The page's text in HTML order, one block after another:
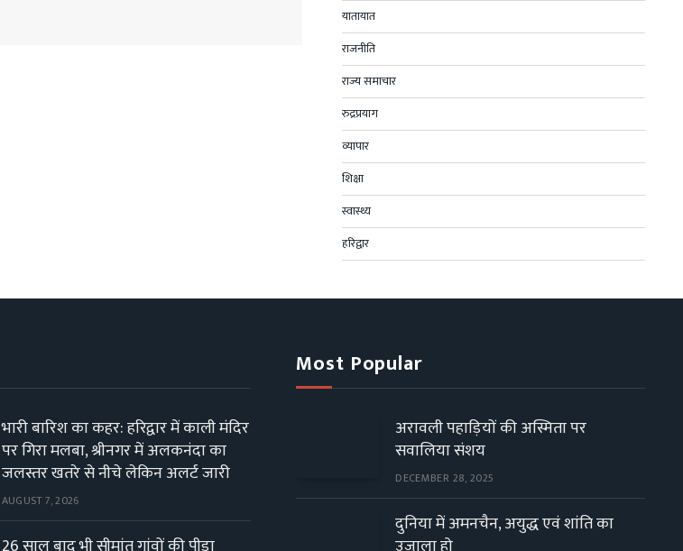
यातायात
राजनीति
राज्य समाचार
रुद्रप्रयाग
व्यापार
शिक्षा
स्वास्थ्य
हरिद्वार
भारी बारिश का कहर: हरिद्वार में काली मंदिर
पर गिरा मलबा, श्रीनगर में अलकनंदा का
जलस्तर खतरे से नीचे लेकिन अलर्ट जारी
AUGUST 7, 2026
Most Popular
अरावली पहाड़ियों की अस्मिता पर
सवालिया संशय
DECEMBER 28, 2025
दुनिया में अमनचैन, अयुद्ध एवं शांति का